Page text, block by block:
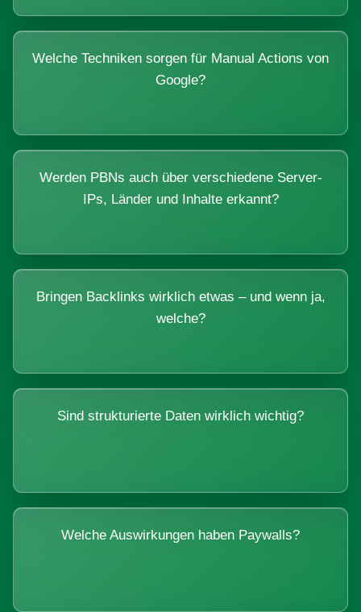
Welche Techniken sorgen für Manual Actions von
Google?
Werden PBNs auch über verschiedene Server-
IPs, Länder und Inhalte erkannt?
Bringen Backlinks wirklich etwas – und wenn ja,
welche?
Sind strukturierte Daten wirklich wichtig?
Welche Auswirkungen haben Paywalls?